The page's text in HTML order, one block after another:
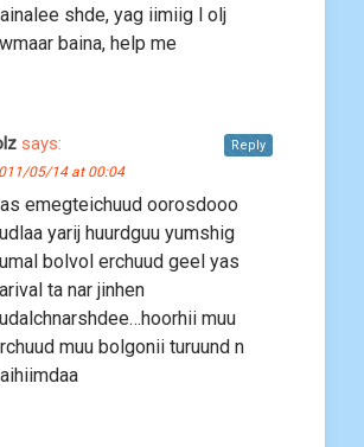
shde, yag iimiig l olj
baina, help me
says:
05/14 at 00:04
emegteichuud oorosdooo
yarij huurdguu yumshig
bolvol erchuud geel yas
ta nar jinhen
muu
muu bolgonii turuund n
Reply